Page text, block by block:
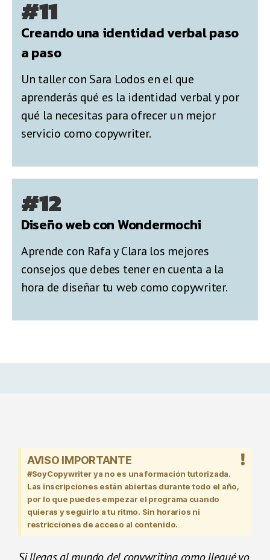
#11
Creando una identidad verbal paso
a paso
Un taller con Sara Lodos en el que
aprenderás qué es la identidad verbal y por
qué la necesitas para ofrecer un mejor
servicio como copywriter.
#12
Diseño web con Wondermochi
Aprende con Rafa y Clara los mejores
consejos que debes tener en cuenta a la
hora de diseñar tu web como copywriter.
AVISO IMPORTANTE
#SoyCopywriter ya no es una formación tutorizada.
Las inscripciones están abiertas durante todo el año,
por lo que puedes empezar el programa cuando
quieras y seguirlo a tu ritmo. Sin horarios ni
restricciones de acceso al contenido.